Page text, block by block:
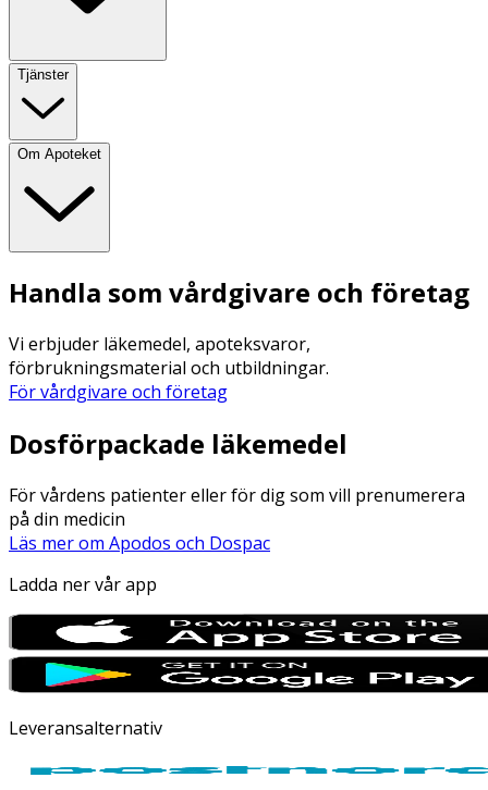
Tjänster
Om Apoteket
Handla som vårdgivare och företag
Vi erbjuder läkemedel, apoteksvaror,
förbrukningsmaterial och utbildningar.
För vårdgivare och företag
Dosförpackade läkemedel
För vårdens patienter eller för dig som vill prenumerera
på din medicin
Läs mer om Apodos och Dospac
Ladda ner vår app
Leveransalternativ